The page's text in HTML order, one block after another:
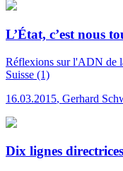
L’État, c’est nous
Réflexions sur l'ADN de
Suisse (1)
16.03.2015, Gerhard
Dix lignes